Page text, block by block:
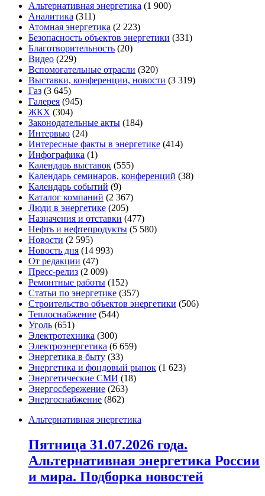
Альтернативная энергетика (1 900)
Аналитика (311)
Атомная энергетика (2 223)
Безопасность объектов энергетики (331)
Благотворительность (20)
Видео (229)
Вспомогательные отрасли (320)
Выставки, конференции, новости (3 319)
Газ (3 645)
Галерея (945)
ЖКХ (304)
Законодательные акты (184)
Интервью (24)
Интересные факты в энергетике (414)
Инфографика (1)
Календарь выставок (555)
Календарь семинаров, конференций (38)
Календарь событий (9)
Каталог компаний (2 367)
Люди в энергетике (205)
Назначения и отставки (477)
Нефть и нефтепродукты (5 580)
Новости (2 595)
Новость дня (14 993)
От редакции (47)
Пресс-релиз (2 009)
Ремонтные работы (152)
Статьи по энергетике (357)
Строительство объектов энергетики (506)
Теплоснабжение (544)
Уголь (651)
Электротехника (300)
Электроэнергетика (6 659)
Энергетика в быту (33)
Энергетика и фондовый рынок (1 623)
Энергетические СМИ (18)
Энергосбережение (263)
Энергоснабжение (862)
Альтернативная энергетика
Пятница 31.07.2026 года.
Альтернативная энергетика России
и мира. Подборка новостей